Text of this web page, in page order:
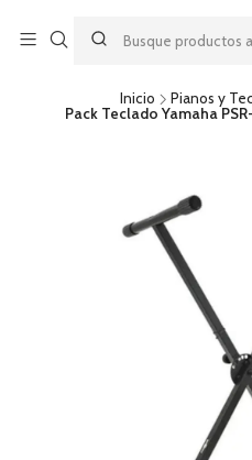
descuento
por una compra mínima de
acumulable a otras promociones
Inicio Pianos y
Pack Teclado Yamaha